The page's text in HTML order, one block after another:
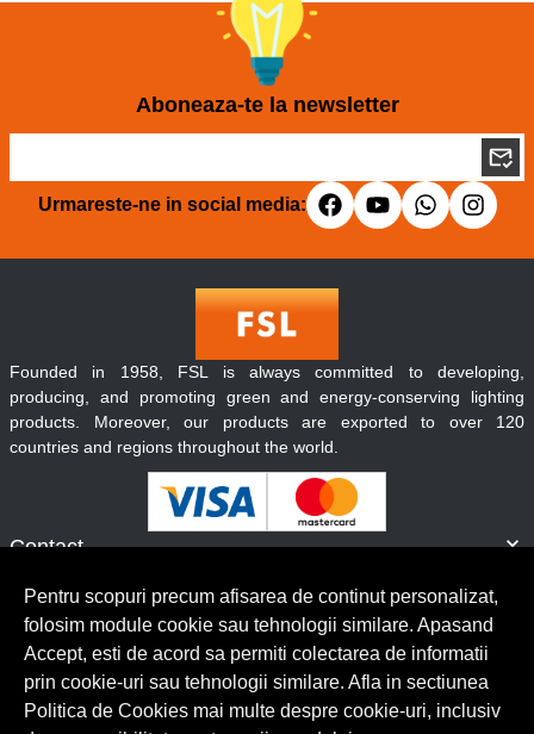
Aboneaza-te la newsletter
Urmareste-ne in social media:
Contact
Servicii clienti
Founded in 1958, FSL is always committed to developing,
producing, and promoting green and energy-conserving lighting
products. Moreover, our products are exported to over 120
countries and regions throughout the world.
© Copyright 2026 Lumilux. Toate drepturile rezervate.
Pentru scopuri precum afisarea de continut personalizat,
folosim module cookie sau tehnologii similare. Apasand
Accept, esti de acord sa permiti colectarea de informatii
prin cookie-uri sau tehnologii similare. Afla in sectiunea
Politica de Cookies mai multe despre cookie-uri, inclusiv